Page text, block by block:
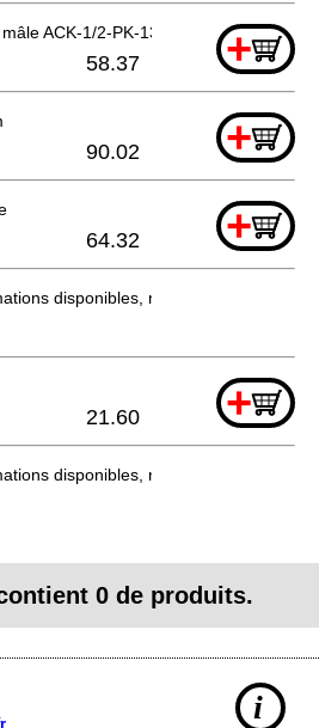
ACK-1/2-PK-13 ET-BG +
58.37
+
90.02
+
64.32
disponibles, non commandable
+
21.60
disponibles, non commandable
0 de produits.
i